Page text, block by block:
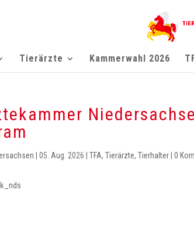
Tierärzte Kammerwahl 2026
05. Aug. 2026 TFA, Tierärzte, Tierhalter 0